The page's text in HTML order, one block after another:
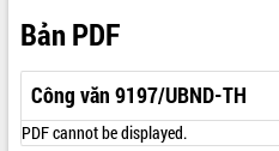
LÃNH ĐẠO UBND TỈNH
TIN TỨC SỰ KIỆN
SỞ, BAN, NGÀNH
Bản PDF
Công văn 9197/UBND-TH
PDF cannot be displayed.